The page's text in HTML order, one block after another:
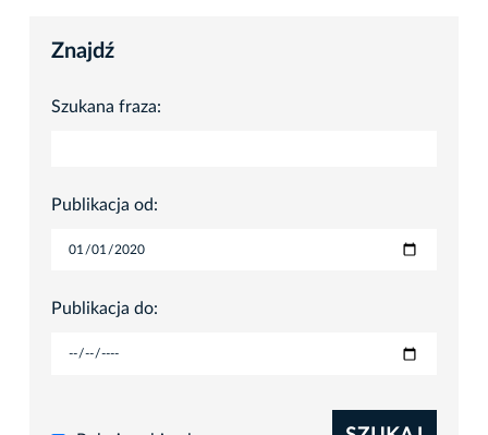
Znajdź
Szukana fraza:
Publikacja od:
Publikacja do: